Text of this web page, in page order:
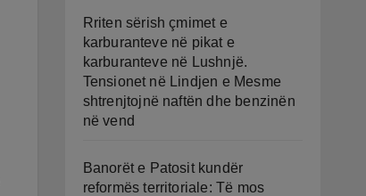
Rriten sërish çmimet e
karburanteve në pikat e
karburanteve në Lushnjë.
Tensionet në Lindjen e Mesme
shtrenjtojnë naftën dhe benzinën
në vend
Banorët e Patosit kundër
reformës territoriale: Të mos